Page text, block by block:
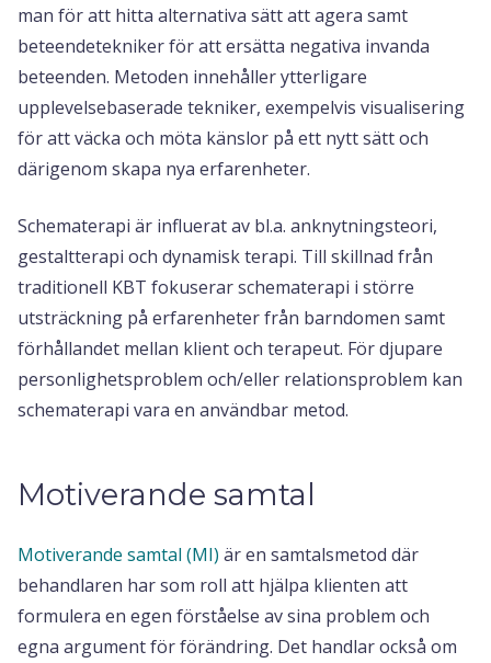
man för att hitta alternativa sätt att agera samt
beteendetekniker för att ersätta negativa invanda
beteenden. Metoden innehåller ytterligare
upplevelsebaserade tekniker, exempelvis visualisering
för att väcka och möta känslor på ett nytt sätt och
därigenom skapa nya erfarenheter.
Schematerapi är influerat av bl.a. anknytningsteori,
gestaltterapi och dynamisk terapi. Till skillnad från
traditionell KBT fokuserar schematerapi i större
utsträckning på erfarenheter från barndomen samt
förhållandet mellan klient och terapeut. För djupare
personlighetsproblem och/eller relationsproblem kan
schematerapi vara en användbar metod.
Motiverande samtal
Motiverande samtal (MI) är en samtalsmetod där
behandlaren har som roll att hjälpa klienten att
formulera en egen förståelse av sina problem och
egna argument för förändring. Det handlar också om